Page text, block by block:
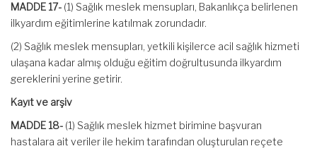
MADDE 17- (1) Sağlık meslek mensupları, Bakanlıkça belirlenen
ilkyardım eğitimlerine katılmak zorundadır.
(2) Sağlık meslek mensupları, yetkili kişilerce acil sağlık hizmeti
ulaşana kadar almış olduğu eğitim doğrultusunda ilkyardım
gereklerini yerine getirir.
Kayıt ve arşiv
MADDE 18- (1) Sağlık meslek hizmet birimine başvuran
hastalara ait veriler ile hekim tarafından oluşturulan reçete